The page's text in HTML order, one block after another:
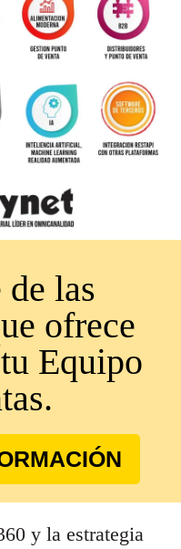
las
ofrece
Equipo
y la estrategia